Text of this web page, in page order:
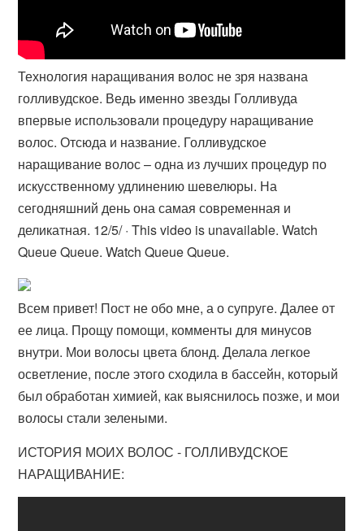
Технология наращивания волос не зря названа
голливудское. Ведь именно звезды Голливуда
впервые использовали процедуру наращивание
волос. Отсюда и название. Голливудское
наращивание волос – одна из лучших процедур по
искусственному удлинению шевелюры. На
сегодняшний день она самая современная и
деликатная. 12/5/ · This video is unavailable. Watch
Queue Queue. Watch Queue Queue.
Всем привет! Пост не обо мне, а о супруге. Далее от
ее лица. Прощу помощи, комменты для минусов
внутри. Мои волосы цвета блонд. Делала легкое
осветление, после этого сходила в бассейн, который
был обработан химией, как выяснилось позже, и мои
волосы стали зелеными.
ИСТОРИЯ МОИХ ВОЛОС - ГОЛЛИВУДСКОЕ
НАРАЩИВАНИЕ: